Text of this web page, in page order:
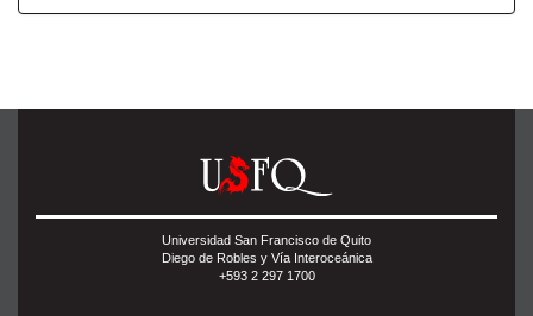
Universidad San Francisco de Quito
Diego de Robles y Vía Interoceánica
+593 2 297 1700